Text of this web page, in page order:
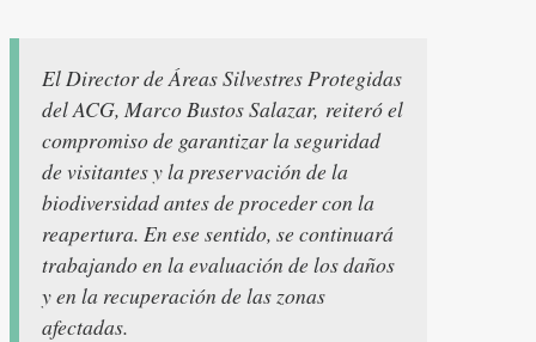
El Director de Áreas Silvestres Protegidas
del ACG, Marco Bustos Salazar, reiteró el
compromiso de garantizar la seguridad
de visitantes y la preservación de la
biodiversidad antes de proceder con la
reapertura. En ese sentido, se continuará
trabajando en la evaluación de los daños
y en la recuperación de las zonas
afectadas.